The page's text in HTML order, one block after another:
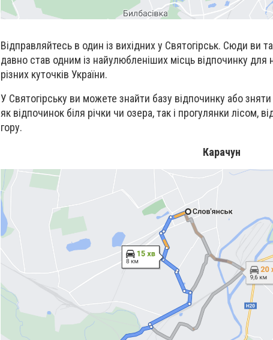
Відправляйтесь в один із вихідних у Святогірськ. Сюди ви
давно став одним із найулюбленіших місць відпочинку
різних куточків України.
У Святогірську ви можете знайти базу відпочинку або
як відпочинок біля річки чи озера, так і прогулянки лісом,
гору.
Карачун